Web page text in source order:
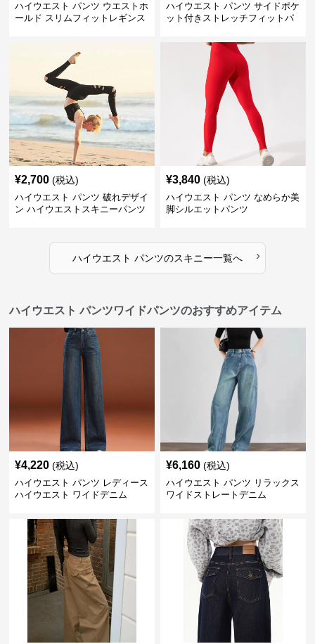
ハイウエスト パンツ ウエストホ
ールド スリムフィットレギンス
ハイウエスト パンツ サイドポケ
ット付きストレッチフィットパ
¥2,700 (税込)
ハイウエスト パンツ 破れデザイ
ン ハイウエストスキニーパンツ
¥3,840 (税込)
ハイウエスト パンツ なめらか美
脚シルエットパンツ
ハイウエスト パンツのスキニー一覧へ ›
ハイウエスト パンツワイドパンツのおすすめアイテム
¥4,220 (税込)
ハイウエスト パンツ レディース
ハイウエスト ワイドデニム
¥6,160 (税込)
ハイウエスト パンツ リラックス
ワイドストレートデニム